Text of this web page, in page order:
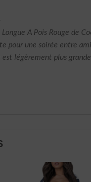
Longue A Pois Rouge de
pour une soirée entre
légèrement plus